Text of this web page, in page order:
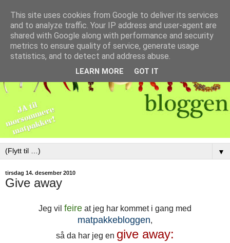
▼
tirsdag 14. desember 2010
Give away
Jeg vil feire at jeg har kommet i gang med
matpakkebloggen,
så da har jeg en give away:
This site uses cookies from Google to deliver its services
and to analyze traffic. Your IP address and user-agent are
shared with Google along with performance and security
metrics to ensure quality of service, generate usage
statistics, and to detect and address abuse.
LEARN MORE GOT IT